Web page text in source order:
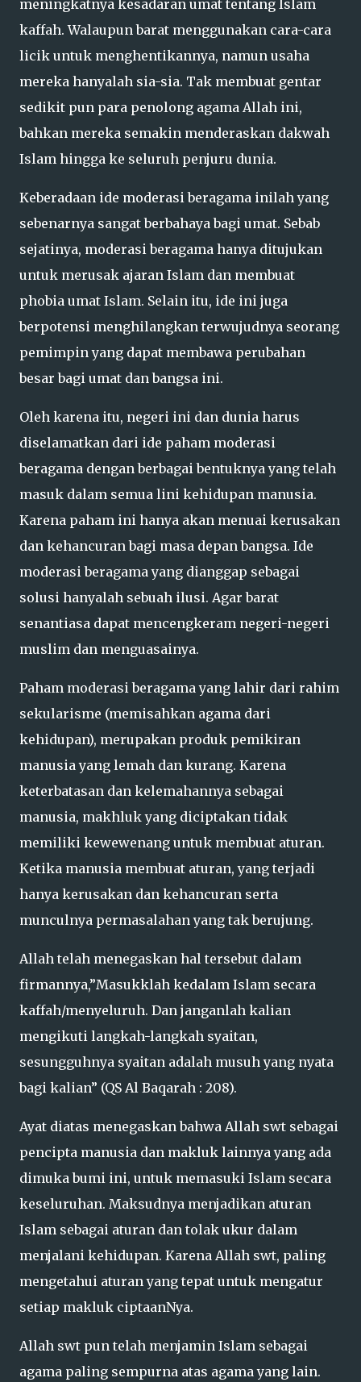
meningkatnya kesadaran umat tentang Islam
kaffah. Walaupun barat menggunakan cara-cara
licik untuk menghentikannya, namun usaha
mereka hanyalah sia-sia. Tak membuat gentar
sedikit pun para penolong agama Allah ini,
bahkan mereka semakin menderaskan dakwah
Islam hingga ke seluruh penjuru dunia.
Keberadaan ide moderasi beragama inilah yang
sebenarnya sangat berbahaya bagi umat. Sebab
sejatinya, moderasi beragama hanya ditujukan
untuk merusak ajaran Islam dan membuat
phobia umat Islam. Selain itu, ide ini juga
berpotensi menghilangkan terwujudnya seorang
pemimpin yang dapat membawa perubahan
besar bagi umat dan bangsa ini.
Oleh karena itu, negeri ini dan dunia harus
diselamatkan dari ide paham moderasi
beragama dengan berbagai bentuknya yang telah
masuk dalam semua lini kehidupan manusia.
Karena paham ini hanya akan menuai kerusakan
dan kehancuran bagi masa depan bangsa. Ide
moderasi beragama yang dianggap sebagai
solusi hanyalah sebuah ilusi. Agar barat
senantiasa dapat mencengkeram negeri-negeri
muslim dan menguasainya.
Paham moderasi beragama yang lahir dari rahim
sekularisme (memisahkan agama dari
kehidupan), merupakan produk pemikiran
manusia yang lemah dan kurang. Karena
keterbatasan dan kelemahannya sebagai
manusia, makhluk yang diciptakan tidak
memiliki kewewenang untuk membuat aturan.
Ketika manusia membuat aturan, yang terjadi
hanya kerusakan dan kehancuran serta
munculnya permasalahan yang tak berujung.
Allah telah menegaskan hal tersebut dalam
firmannya,”Masukklah kedalam Islam secara
kaffah/menyeluruh. Dan janganlah kalian
mengikuti langkah-langkah syaitan,
sesungguhnya syaitan adalah musuh yang nyata
bagi kalian” (QS Al Baqarah : 208).
Ayat diatas menegaskan bahwa Allah swt sebagai
pencipta manusia dan makluk lainnya yang ada
dimuka bumi ini, untuk memasuki Islam secara
keseluruhan. Maksudnya menjadikan aturan
Islam sebagai aturan dan tolak ukur dalam
menjalani kehidupan. Karena Allah swt, paling
mengetahui aturan yang tepat untuk mengatur
setiap makluk ciptaanNya.
Allah swt pun telah menjamin Islam sebagai
agama paling sempurna atas agama yang lain.